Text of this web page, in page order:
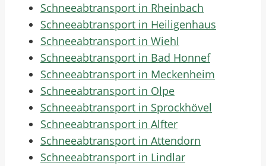
Schneeabtransport in Rheinbach
Schneeabtransport in Heiligenhaus
Schneeabtransport in Wiehl
Schneeabtransport in Bad Honnef
Schneeabtransport in Meckenheim
Schneeabtransport in Olpe
Schneeabtransport in Sprockhövel
Schneeabtransport in Alfter
Schneeabtransport in Attendorn
Schneeabtransport in Lindlar